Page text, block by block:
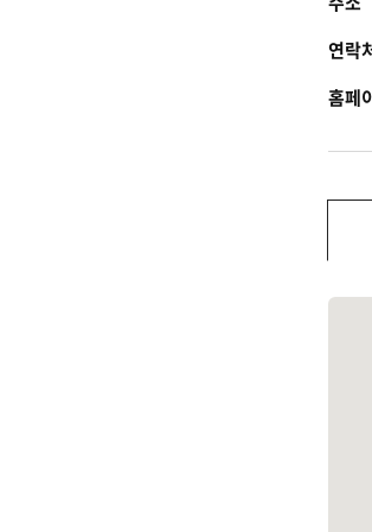
연락
홈페